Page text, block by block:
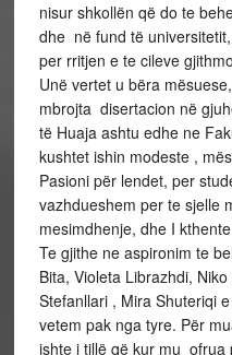
nisur shkollën që do te
dhe në fund të
per rritjen e te cileve
Unë vertet u bëra
mbrojta disertacion në
të Huaja ashtu edhe ne
kushtet ishin modeste ,
Pasioni për lendet, per
vazhdueshem per te sjelle
mesimdhenje, dhe I
Te gjithe ne aspironim te
Bita, Violeta Librazhdi,
Stefanllari , Mira Shuteriqi
vetem pak nga tyre. Për
ishte i tillë që kur mu ofrua